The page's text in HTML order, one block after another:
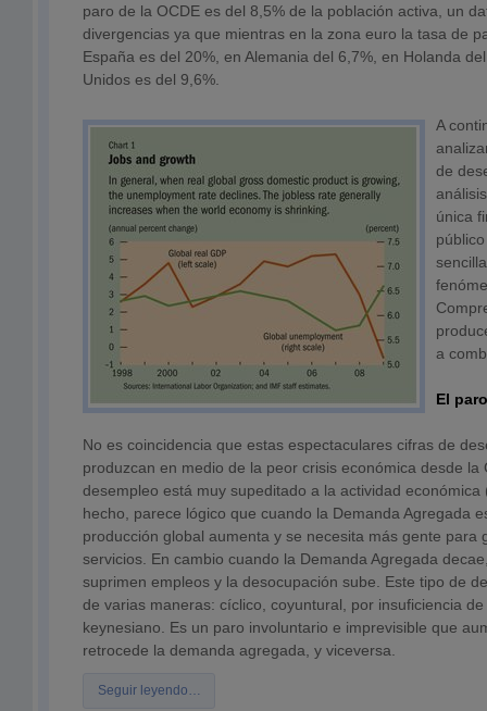
paro de la OCDE es del 8,5% de la población activa, un
divergencias ya que mientras en la zona euro la tasa de
España es del 20%, en Alemania del 6,7%, en Holanda
Unidos es del 9,6%.
A
de
única
a
El
No es coincidencia que estas espectaculares cifras de
produzcan en medio de la peor crisis económica desde la
desempleo está muy supeditado a la actividad económica
hecho, parece lógico que cuando la Demanda Agregada
producción global aumenta y se necesita más gente para
servicios. En cambio cuando la Demanda Agregada
suprimen empleos y la desocupación sube. Este tipo de
de varias maneras: cíclico, coyuntural, por insuficiencia
keynesiano. Es un paro involuntario e imprevisible que
retrocede la demanda agregada, y viceversa.
Seguir leyendo…